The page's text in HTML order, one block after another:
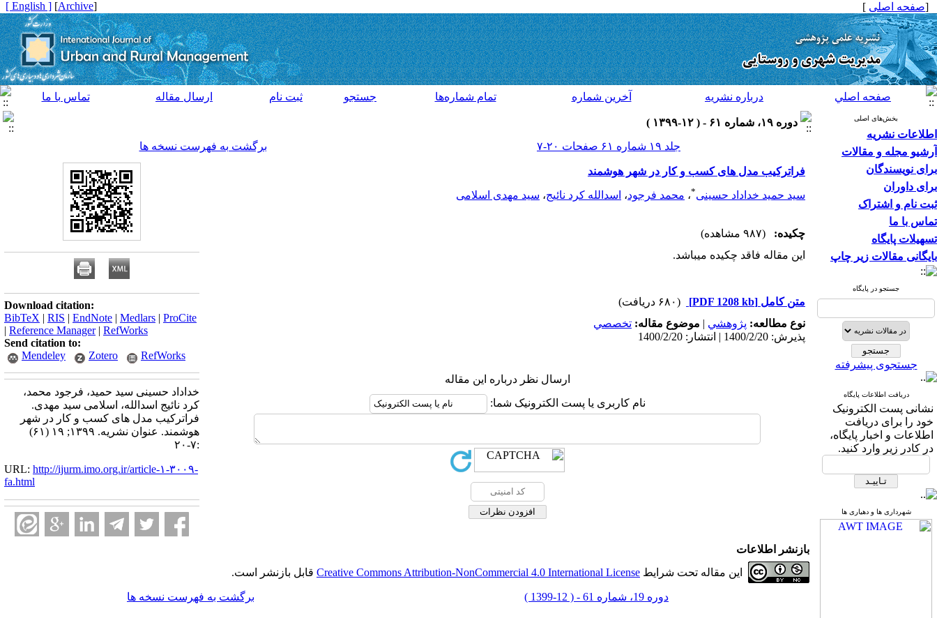
[صفحه اصلی ]
[
Archive
]
[ English ]
صفحه اصلي درباره نشريه آخرين شماره تمام شماره‌ها جستجو ثبت نام ارسال مقاله تماس با ما
بخش‌های اصلی
اطلاعات نشریه
آرشیو مجله و مقالات
برای نویسندگان
برای داوران
ثبت نام و اشتراک
تماس با ما
تسهیلات پایگاه
بایگانی مقالات زیر چاپ
جستجو در پایگاه
جستجوی پیشرفته
دریافت اطلاعات پایگاه
نشانی پست الکترونیک
خود را برای دریافت
اطلاعات و اخبار پایگاه،
در کادر زیر وارد کنید.
شهرداری ها و دهیاری ها
دوره ۱۹، شماره ۶۱ - ( ۱۲-۱۳۹۹ )
جلد ۱۹ شماره ۶۱ صفحات ۲۰-۷
برگشت به فهرست نسخه ها
فراترکیب مدل های کسب و کار در شهر هوشمند
سید حمید خداداد حسینی*، محمد فرجود، اسدالله کرد نائیج، سید مهدی اسلامی
چکیده:
(۹۸۷ مشاهده)
این مقاله فاقد چکیده می​باشد.
متن کامل [PDF 1208 kb]
(۶۸۰ دریافت)
نوع مطالعه: پژوهشي | موضوع مقاله: تخصصي
پذیرش: 1400/2/20 | انتشار: 1400/2/20
ارسال نظر درباره این مقاله
نام کاربری یا پست الکترونیک شما:
Download citation:
BibTeX | RIS | EndNote | Medlars | ProCite
| Reference Manager| RefWorks
Send citation to:
Mendeley
Zotero RefWorks
خداداد حسینی سید حمید، فرجود محمد،
کرد نائیج اسدالله، اسلامی سید مهدی.
فراترکیب مدل های کسب و کار در شهر
هوشمند. عنوان نشریه. ۱۳۹۹; ۱۹ (۶۱)
:۷-۲۰
URL: http://ijurm.imo.org.ir/article-۱-۳۰۰۹-
fa.html
بازنشر اطلاعات
این مقاله تحت شرایط Creative Commons Attribution-NonCommercial 4.0 International License قابل بازنشر است.
دوره 19، شماره 61 - ( 12-1399 ) برگشت به فهرست نسخه ها